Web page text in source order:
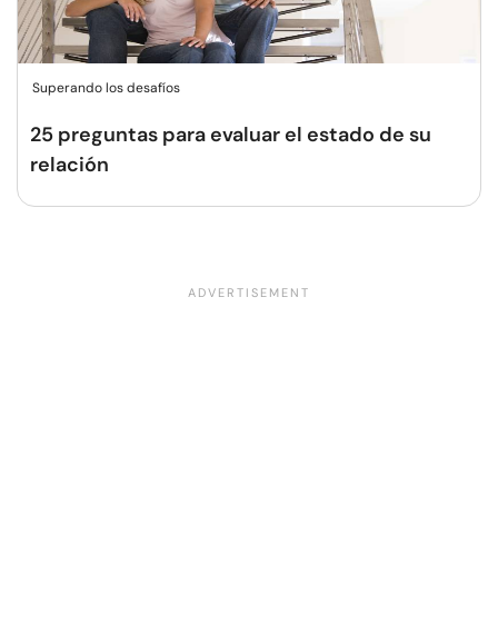
Superando los desafíos
25 preguntas para evaluar el estado de su
relación